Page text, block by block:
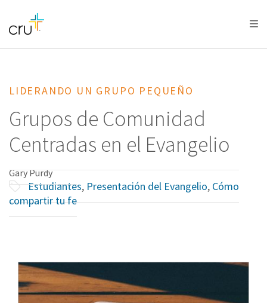
AFRICA
AMERICA / CARIBBEAN
OCEANIA
LIDERANDO UN GRUPO PEQUEÑO
Grupos de Comunidad
Centradas en el Evangelio
Gary Purdy
Estudiantes, Presentación del Evangelio, Cómo
compartir tu fe